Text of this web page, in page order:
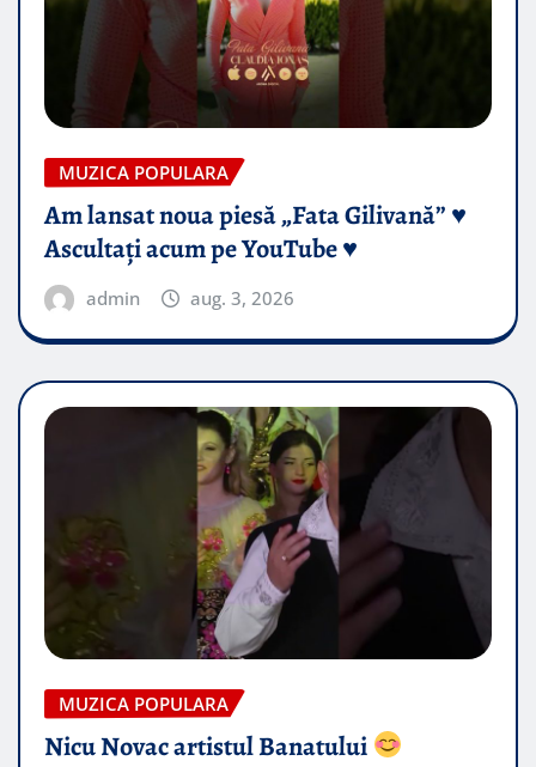
MUZICA POPULARA
Am lansat noua piesă „Fata Gilivană” ♥️
Ascultați acum pe YouTube ♥️
admin aug. 3, 2026
MUZICA POPULARA
Nicu Novac artistul Banatului